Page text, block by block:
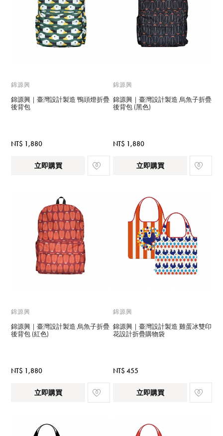
錦源興
錦源興｜臺灣設計製造 鴨頭燈折疊
後背包
NT$ 1,880
立即購買
錦源興
錦源興｜臺灣設計製造 烏魚子折疊
後背包 (黑色)
NT$ 1,880
立即購買
錦源興
錦源興｜臺灣設計製造 烏魚子折疊
後背包 (紅色)
NT$ 1,880
立即購買
錦源興
錦源興｜臺灣設計製造 雞蛋冰雙印
花設計折疊購物袋
NT$ 455
立即購買